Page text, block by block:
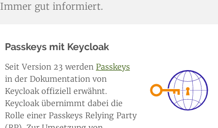
Immer gut informiert.
Passkeys mit Keycloak
Seit Version 23 werden Passkeys
in der Dokumentation von
Keycloak offiziell erwähnt.
Keycloak übernimmt dabei die
Rolle einer Passkeys Relying Party